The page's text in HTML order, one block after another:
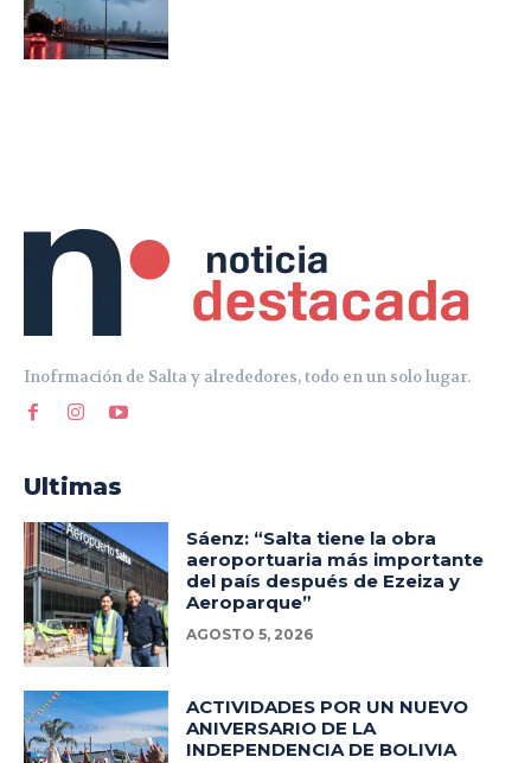
Inofrmación de Salta y alrededores, todo en un solo lugar.
Ultimas
Sáenz: “Salta tiene la obra
aeroportuaria más importante
del país después de Ezeiza y
Aeroparque”
AGOSTO 5, 2026
ACTIVIDADES POR UN NUEVO
ANIVERSARIO DE LA
INDEPENDENCIA DE BOLIVIA